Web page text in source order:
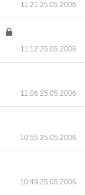
11:21 25.05.2006
11:12 25.05.2006
11:06 25.05.2006
10:55 25.05.2006
10:49 25.05.2006